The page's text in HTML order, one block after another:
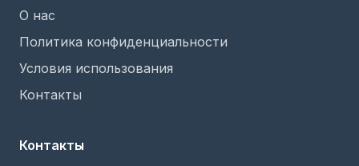
О нас
Политика конфиденциальности
Условия использования
Контакты
Контакты